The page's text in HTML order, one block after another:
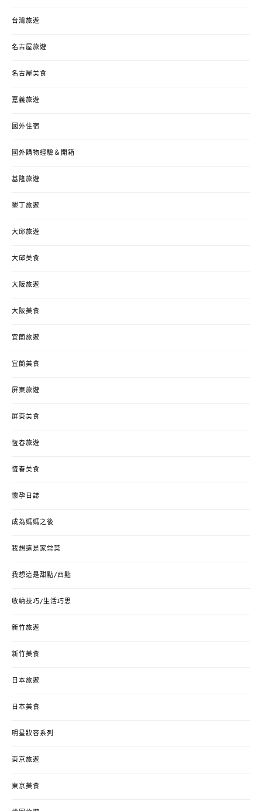
台灣旅遊
名古屋旅遊
名古屋美食
嘉義旅遊
國外住宿
國外購物經驗＆開箱
基隆旅遊
墾丁旅遊
大邱旅遊
大邱美食
大阪旅遊
大阪美食
宜蘭旅遊
宜蘭美食
屏東旅遊
屏東美食
恆春旅遊
恆春美食
懷孕日誌
成為媽媽之後
我想這是家常菜
我想這是甜點/西點
收納技巧/生活巧思
新竹旅遊
新竹美食
日本旅遊
日本美食
明星妝容系列
東京旅遊
東京美食